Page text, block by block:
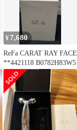
¥ 7,680
ReFa CARAT RAY FACE
**4421118 B0782H83W5